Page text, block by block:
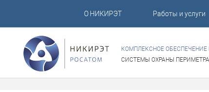
О НИКИРЭТ Работы и услуги
КОМПЛЕКСНОЕ
СИСТЕМЫ ОХРАНЫ ПЕРИМЕТРА